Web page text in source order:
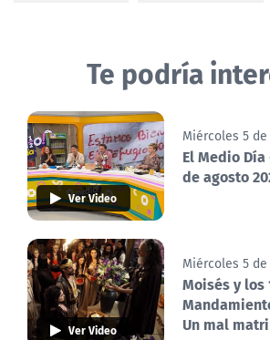
Te podría
Ver Video
Miércoles 5
El Medio
de agosto
Ver Video
Miércoles 5
Moisés y los
Un mal